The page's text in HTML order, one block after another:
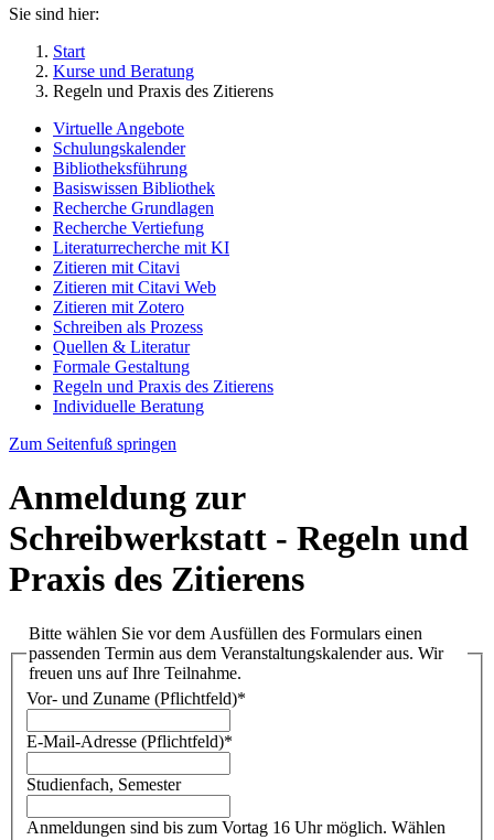
Sie sind hier:
Start
Kurse und Beratung
Regeln und Praxis des Zitierens
Virtuelle Angebote
Schulungskalender
Bibliotheksführung
Basiswissen Bibliothek
Recherche Grundlagen
Recherche Vertiefung
Literaturrecherche mit KI
Zitieren mit Citavi
Zitieren mit Citavi Web
Zitieren mit Zotero
Schreiben als Prozess
Quellen & Literatur
Formale Gestaltung
Regeln und Praxis des Zitierens
Individuelle Beratung
Zum Seitenfuß springen
Anmeldung zur
Schreibwerkstatt - Regeln und
Praxis des Zitierens
Bitte wählen Sie vor dem Ausfüllen des Formulars einen
passenden Termin aus dem Veranstaltungskalender aus. Wir
freuen uns auf Ihre Teilnahme.
Vor- und Zuname (Pflichtfeld)*
E-Mail-Adresse (Pflichtfeld)*
Studienfach, Semester
Anmeldungen sind bis zum Vortag 16 Uhr möglich. Wählen